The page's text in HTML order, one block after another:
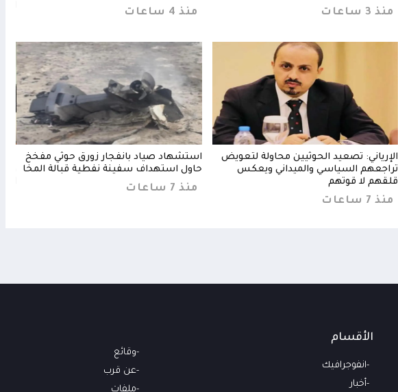
منذ 3 ساعات منذ 4 ساعات
الإرياني: تصعيد الحوثيين محاولة لتعويض
تراجعهم السياسي والميداني ويعكس
قلقهم لا قوتهم
منذ 7 ساعات
استشهاد صياد بانفجار زورق حوثي مفخخ
حاول استهداف سفينة نفطية قبالة المخا
منذ 7 ساعات
الأقسام
انفوجرافيك
أخبار
وقائع
عن قرب
ملفات